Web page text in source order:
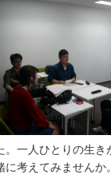
一人ひとりの生き
考えてみませんか。